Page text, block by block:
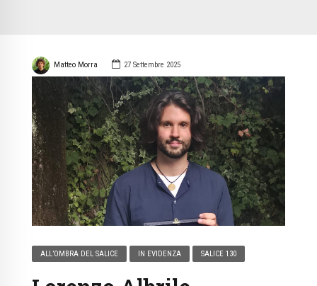
Matteo Morra 27 Settembre 2025
ALL’OMBRA DEL SALICE IN EVIDENZA SALICE 130